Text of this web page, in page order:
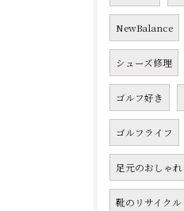
NewBalance
シューズ修理
ゴルフ好き
ゴルフライフ
足元のおしゃれ
靴のリサイクル